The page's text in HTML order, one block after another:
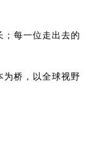
；每一位走出去的
桥，以全球视野